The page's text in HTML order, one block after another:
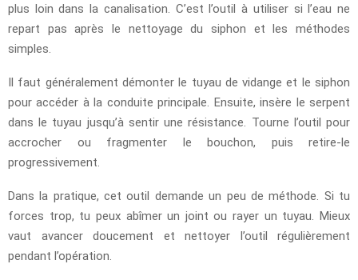
plus loin dans la canalisation. C’est l’outil à utiliser si l’eau ne
repart pas après le nettoyage du siphon et les méthodes
simples.
Il faut généralement démonter le tuyau de vidange et le siphon
pour accéder à la conduite principale. Ensuite, insère le serpent
dans le tuyau jusqu’à sentir une résistance. Tourne l’outil pour
accrocher ou fragmenter le bouchon, puis retire-le
progressivement.
Dans la pratique, cet outil demande un peu de méthode. Si tu
forces trop, tu peux abîmer un joint ou rayer un tuyau. Mieux
vaut avancer doucement et nettoyer l’outil régulièrement
pendant l’opération.